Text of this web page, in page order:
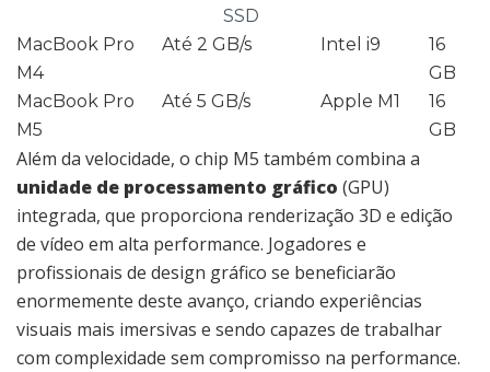
SSD
MacBook Pro
M4
Até 2 GB/s Intel i9
16
GB
MacBook Pro
M5
Até 5 GB/s Apple M1
16
GB
Além da velocidade, o chip M5 também combina a
unidade de processamento gráfico (GPU)
integrada, que proporciona renderização 3D e edição
de vídeo em alta performance. Jogadores e
profissionais de design gráfico se beneficiarão
enormemente deste avanço, criando experiências
visuais mais imersivas e sendo capazes de trabalhar
com complexidade sem compromisso na performance.